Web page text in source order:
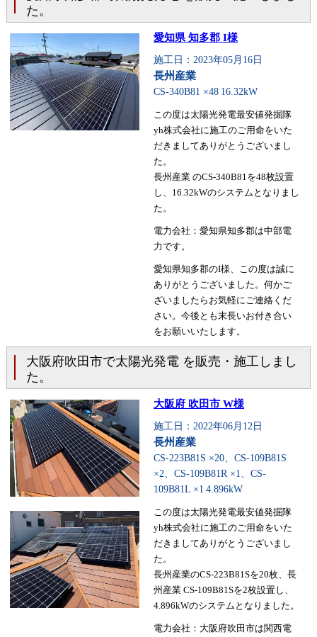
た。
愛知県 知多郡 I様
施工日：2023年05月16日
長州産業
CS-340B81 ×48 16.32kW
この度は太陽光発電最安値発掘隊
yh株式会社に施工のご用命をいた
だきましてありがとうございまし
た。
長州産業 のCS-340B81を48枚設置
し、16.32kWのシステムとなりまし
た。
電力会社：愛知県知多郡は中部電
力です。
愛知県知多郡のI様、この度は誠に
ありがとうございました。何かご
ざいましたらお気軽にご連絡くだ
さい。今後とも末長いお付き合い
をお願いいたします。
大阪府吹田市で太陽光発電 を販売・施工しまし
た。
大阪府 吹田市 W様
施工日：2022年06月12日
長州産業
CS-223B81S ×20、CS-109B81S
×2、CS-109B81R ×1、CS-
109B81L ×1 4.896kW
この度は太陽光発電最安値発掘隊
yh株式会社に施工のご用命をいた
だきましてありがとうございまし
た。
長州産業のCS-223B81Sを20枚、長
州産業 CS-109B81Sを2枚設置し、
4.896kWのシステムとなりました。
電力会社：大阪府吹田市は関西電